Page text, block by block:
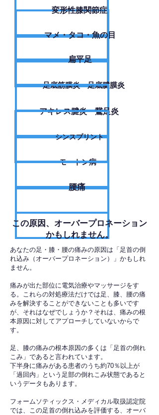
変形性膝関節症
​マメ・タコ・魚の目
扁平足
足底筋膜炎・足底腱膜炎
アキレス腱炎・鵞足炎
シンスプリント
モートン病
腰痛
​この原因、オーバープロネーション
かもしれません。
あなたの足・膝・腰の痛みの原因は「足首の倒
れ込み（オーバープロネーション）」かもしれ
ません。
痛みが出た部位に電気治療やマッサージをす
る。これらの対処療法だけでは足、膝、腰の痛
みを解決することができないことも多いです
が、それはなぜでしょうか？それは、痛みの根
本原因に対してアプローチしていないからで
す。
足、膝の痛みの根本原因の多くは「足首の倒れ
こみ」であると言われています。
下半身に痛みがある患者のうち約70％以上が
「過回内」という足部の倒れこみ状態であると
いうデータもあります。
フォームソティックス・メディカル取扱認定院
では、この足首の倒れ込みを評価する、オーバ